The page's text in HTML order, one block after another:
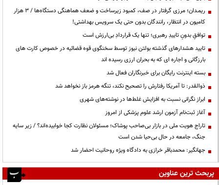
ریمـدان؛ مرزی گرفتار در صف، کمبود زیرساخت و ضعف هماهنگی دستگاه‌ها / ۳ هزار
کامیون در انتظار، رانندگان بدون حتی یک سرویس بهداشتی!
توافقِ بدونِ تاییدِ رهبری؛ تنها یک قراردادِ بی‌ارزش است
تایید هشدارهای گذشته بولتن نیوز توسط سخنگوی قوه قضائیه در خصوص کارت های
بارزگانی و اجاره ای که به بحران ارزی رسیده اند
بسته اینترنت رایگان برای خبرنگاران فعال شد
ذوالقدر: تا آمریکا رفتارش را تصحیح نکند، تنگه هرمز باز نخواهد شد
ابراز نگرانی نسبت به افزایش غلط‌ها در نوشته‌های شهری
آغاز ثبت‌نام آزمون ارشد علوم پزشکی از امروز
تاراج هویت ملی در بازار بی‌صاحب پوشاک؛ مسئولان نظارت کجا خوابیده‌اند؟ / زیر سایه
جنگ، جامعه در حال بی‌حیا شدن است
جهانگیر: محمدباقر خرازی به دادگاه ویژه روحانیت احضار شد
پربحث ترین عناوین